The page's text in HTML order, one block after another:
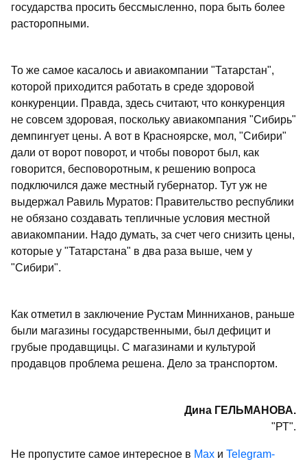
государства просить бессмысленно, пора быть более
расторопными.
То же самое касалось и авиакомпании "Татарстан",
которой приходится работать в среде здоровой
конкуренции. Правда, здесь считают, что конкуренция
не совсем здоровая, поскольку авиакомпания "Сибирь"
демпингует цены. А вот в Красноярске, мол, "Сибири"
дали от ворот поворот, и чтобы поворот был, как
говорится, бесповоротным, к решению вопроса
подключился даже местный губернатор. Тут уж не
выдержал Равиль Муратов: Правительство республики
не обязано создавать тепличные условия местной
авиакомпании. Надо думать, за счет чего снизить цены,
которые у "Татарстана" в два раза выше, чем у
"Сибири".
Как отметил в заключение Рустам Минниханов, раньше
были магазины государственными, был дефицит и
грубые продавщицы. С магазинами и культурой
продавцов проблема решена. Дело за транспортом.
Дина ГЕЛЬМАНОВА.
"РТ".
Не пропустите самое интересное в Max и Telegram-